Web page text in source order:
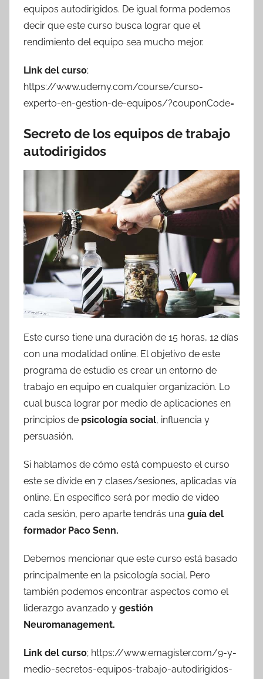
equipos autodirigidos. De igual forma podemos
decir que este curso busca lograr que el
rendimiento del equipo sea mucho mejor.
Link del curso;
https://www.udemy.com/course/curso-
experto-en-gestion-de-equipos/?couponCode=
Secreto de los equipos de trabajo
autodirigidos
Este curso tiene una duración de 15 horas, 12 días
con una modalidad online. El objetivo de este
programa de estudio es crear un entorno de
trabajo en equipo en cualquier organización. Lo
cual busca lograr por medio de aplicaciones en
principios de psicología social, influencia y
persuasión.
Si hablamos de cómo está compuesto el curso
este se divide en 7 clases/sesiones, aplicadas vía
online. En específico será por medio de video
cada sesión, pero aparte tendrás una guía del
formador Paco Senn.
Debemos mencionar que este curso está basado
principalmente en la psicología social. Pero
también podemos encontrar aspectos como el
liderazgo avanzado y gestión
Neuromanagement.
Link del curso; https://www.emagister.com/9-y-
medio-secretos-equipos-trabajo-autodirigidos-